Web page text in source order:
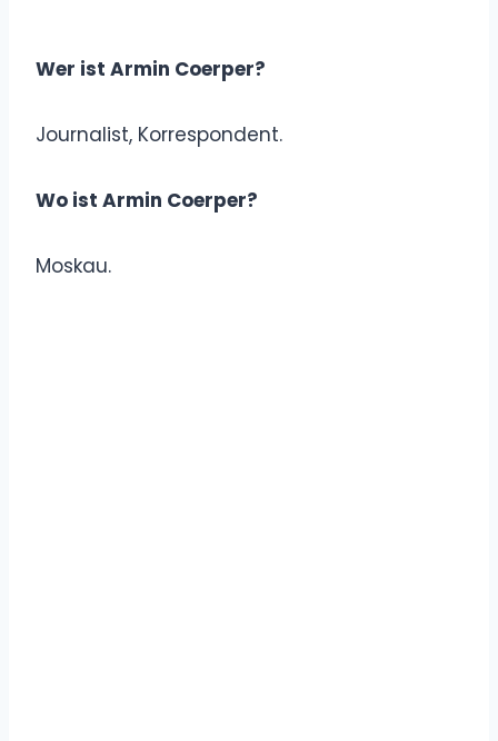
Wer ist Armin Coerper?
Journalist, Korrespondent.
Wo ist Armin Coerper?
Moskau.